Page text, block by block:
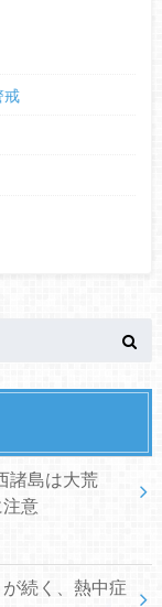
戒
諸島は大荒
意
続く、熱中症